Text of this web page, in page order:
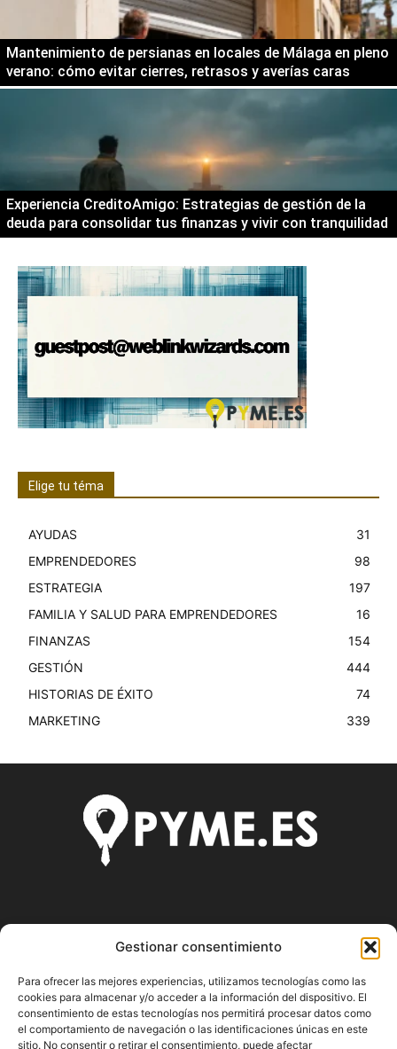
Gestionar consentimiento
Para ofrecer las mejores experiencias, utilizamos tecnologías como las
cookies para almacenar y/o acceder a la información del dispositivo. El
consentimiento de estas tecnologías nos permitirá procesar datos como
el comportamiento de navegación o las identificaciones únicas en este
sitio. No consentir o retirar el consentimiento, puede afectar
Mantenimiento de persianas en locales de Málaga en pleno
verano: cómo evitar cierres, retrasos y averías caras
Experiencia CreditoAmigo: Estrategias de gestión de la
deuda para consolidar tus finanzas y vivir con tranquilidad
Elige tu téma
AYUDAS
31
EMPRENDEDORES
98
ESTRATEGIA
197
FAMILIA Y SALUD PARA EMPRENDEDORES
16
FINANZAS
154
GESTIÓN
444
HISTORIAS DE ÉXITO
74
MARKETING
339
Pyme.es es el portal web donde podrás mantenerte
actualizado de todas las noticias y novedades sobre la
economía en España y el mundo, así como donde podrás
conseguir toda la información necesaria sobre